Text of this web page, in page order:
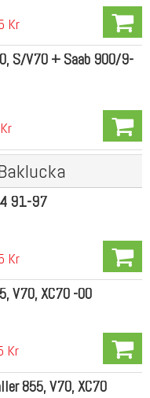
Kr
S/V70 + Saab 900/9-
91-97
Kr
V70, XC70 -00
Kr
855, V70, XC70